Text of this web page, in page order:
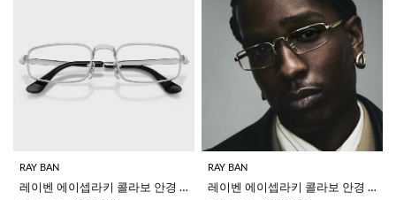
RAY BAN
레이벤 에이셉라키 콜라보 안경 RB3927V 2501 (54)
RAY BAN
레이벤 에이셉라키 콜라보 안경 RB3927V 2500 (54)